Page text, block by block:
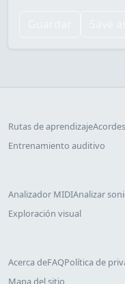
Rutas de aprendizaje
Entrenamiento auditivo
Analizador MIDIAnalizar
Exploración visual
Acerca deFAQPolítica de
Mapa del sitio